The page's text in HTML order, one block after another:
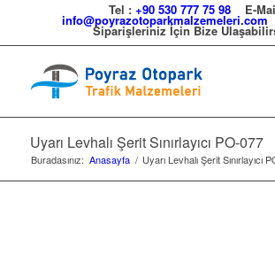
Tel :+90 530 777 75 98 E-
info@poyrazotoparkmalzemeleri.com
Siparişleriniz İçin Bize
Uyarı Levhalı Şerit Sınırlayıcı PO-077
Buradasınız: Anasayfa / Uyarı Levhalı Şerit Sınırlayıcı